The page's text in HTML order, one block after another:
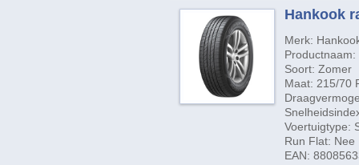
Hankook
Merk:
Productnaam:
Soort: Zomer
Maat: 215/70
Voertuigtype:
Run Flat: Nee
EAN: